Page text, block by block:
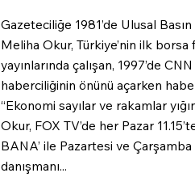
Gazeteciliğe 1981’de Ulusal
Meliha Okur, Türkiye’nin ilk borsa
yayınlarında çalışan, 1997’de
haberciliğinin önünü açarken
“Ekonomi sayılar ve rakamlar
Okur, FOX TV’de her Pazar
BANA’ ile Pazartesi ve Çarşamba
danışmanı...